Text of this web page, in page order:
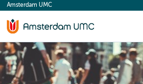
content
Amsterdam UMC